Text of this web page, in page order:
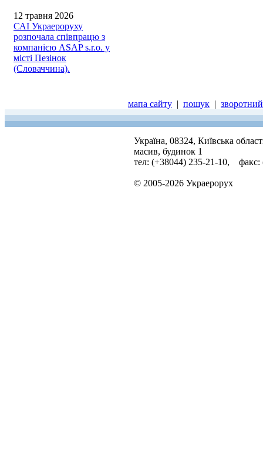
12 травня 2026
САІ Украероруху
розпочала співпрацю з
компанією ASAP s.r.o. у
місті Пезінок
(Словаччина).
мапа сайту | пошук |
Україна, 08324, Київська
масив, будинок 1
тел: (+38044) 235-21-10, факс:
© 2005-2026 Украерорух